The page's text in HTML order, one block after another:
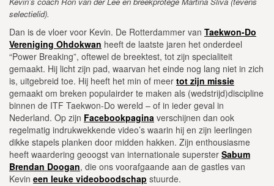
selectielid).
Dan is de vloer voor Kevin. De Rotterdammer van Taekwon-Do
Vereniging Ohdokwan heeft de laatste jaren het onderdeel
“Power Breaking”, oftewel de breektest, tot zijn specialiteit
gemaakt. Hij licht zijn pad, waarvan het einde nog lang niet in zich
is, uitgebreid toe. Hij heeft het min of meer tot zijn missie
gemaakt om breken populairder te maken als (wedstrijd)discipline
binnen de ITF Taekwon-Do wereld – of in ieder geval in
Nederland. Op zijn Facebookpagina verschijnen dan ook
regelmatig indrukwekkende video’s waarin hij en zijn leerlingen
dikke stapels planken door midden hakken. Zijn enthousiasme
heeft waardering geoogst van internationale superster Sabum
Brendan Doogan, die ons voorafgaande aan de gastles van
Kevin een leuke videoboodschap stuurde.